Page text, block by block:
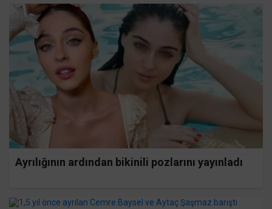
Ayrılığının ardından bikinili pozlarını yayınladı